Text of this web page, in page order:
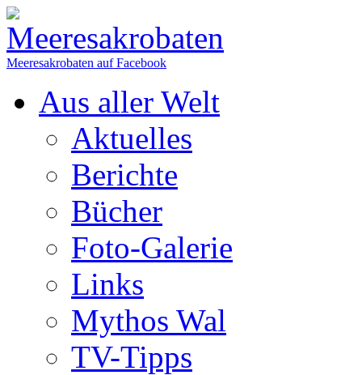
Meeresakrobaten auf Facebook
Aus aller Welt
Aktuelles
Berichte
Bücher
Foto-Galerie
Links
Mythos Wal
TV-Tipps